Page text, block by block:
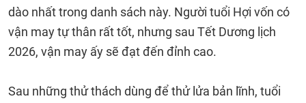
dào nhất trong danh sách này. Người tuổi Hợi vốn có
vận may tự thân rất tốt, nhưng sau Tết Dương lịch
2026, vận may ấy sẽ đạt đến đỉnh cao.
Sau những thử thách dùng để thử lửa bản lĩnh, tuổi